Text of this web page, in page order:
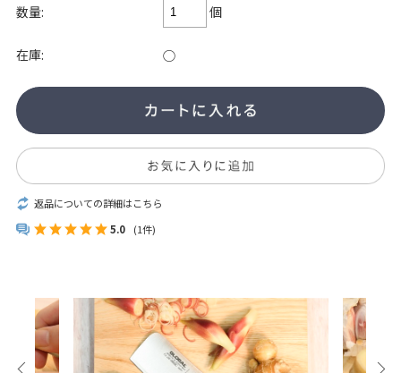
数量: 個
在庫: ○
返品についての詳細はこちら
5.0
(1件)